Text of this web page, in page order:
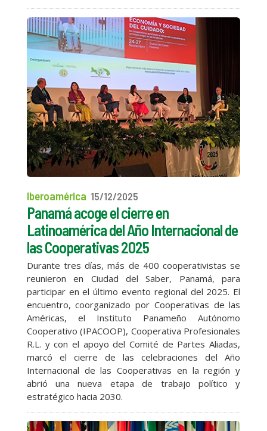
Iberoamérica 15/12/2025
Panamá acoge el cierre en
Latinoamérica del Año Internacional de
las Cooperativas 2025
Durante tres días, más de 400 cooperativistas se
reunieron en Ciudad del Saber, Panamá, para
participar en el último evento regional del 2025. El
encuentro, coorganizado por Cooperativas de las
Américas, el Instituto Panameño Autónomo
Cooperativo (IPACOOP), Cooperativa Profesionales
R.L. y con el apoyo del Comité de Partes Aliadas,
marcó el cierre de las celebraciones del Año
Internacional de las Cooperativas en la región y
abrió una nueva etapa de trabajo político y
estratégico hacia 2030.